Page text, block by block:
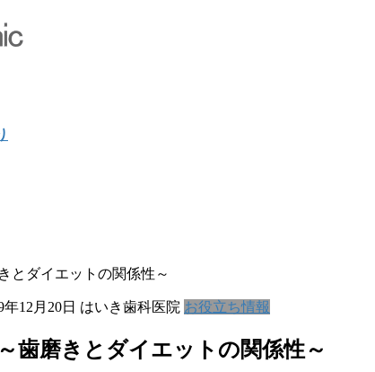
とダイエットの関係性～
年12月20日 はいき歯科医院 お役立ち情報
歯磨きとダイエットの関係性～